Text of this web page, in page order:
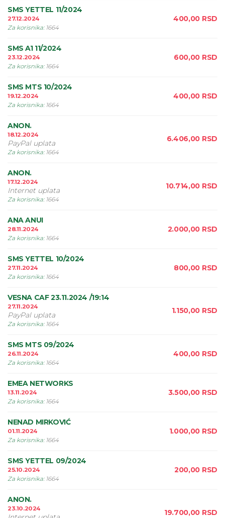
SMS YETTEL 11/2024
27.12.2024
Za korisnika: 1664
400,00 RSD
SMS A1 11/2024
23.12.2024
Za korisnika: 1664
600,00 RSD
SMS MTS 10/2024
19.12.2024
Za korisnika: 1664
400,00 RSD
ANON.
18.12.2024
PayPal uplata
Za korisnika: 1664
6.406,00 RSD
ANON.
17.12.2024
Internet uplata
Za korisnika: 1664
10.714,00 RSD
ANA ANUI
28.11.2024
Za korisnika: 1664
2.000,00 RSD
SMS YETTEL 10/2024
27.11.2024
Za korisnika: 1664
800,00 RSD
VESNA CAF 23.11.2024 /19:14
27.11.2024
PayPal uplata
Za korisnika: 1664
1.150,00 RSD
SMS MTS 09/2024
26.11.2024
Za korisnika: 1664
400,00 RSD
EMEA NETWORKS
13.11.2024
Za korisnika: 1664
3.500,00 RSD
NENAD MIRKOVIĆ
01.11.2024
Za korisnika: 1664
1.000,00 RSD
SMS YETTEL 09/2024
25.10.2024
Za korisnika: 1664
200,00 RSD
ANON.
23.10.2024 19.700,00 RSD